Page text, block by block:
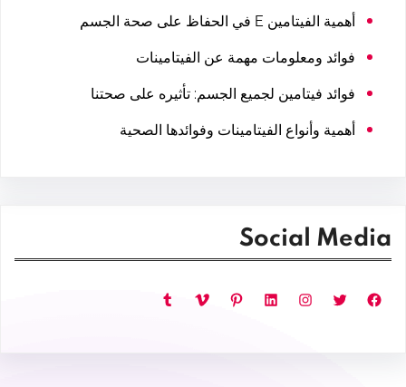
أهمية الفيتامين E في الحفاظ على صحة الجسم
فوائد ومعلومات مهمة عن الفيتامينات
فوائد فيتامين لجميع الجسم: تأثيره على صحتنا
أهمية وأنواع الفيتامينات وفوائدها الصحية
Social Media
فيسبوك تويتر إنستجرام لينكد إن بينتريست فيميو تمبلر